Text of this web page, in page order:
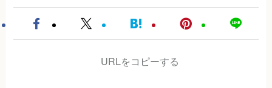
URLをコピーする